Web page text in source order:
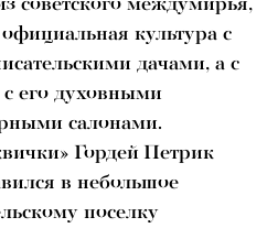
культура с
дачами, а с
его духовными
салонами.
Гордей Петрик
в небольшое
поселку